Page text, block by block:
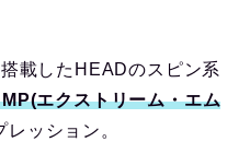
載したHEADのスピン系
エクストリーム・エム
レッション。